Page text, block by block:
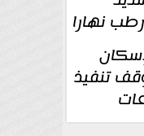
نهارا
رطب
تنفيذ